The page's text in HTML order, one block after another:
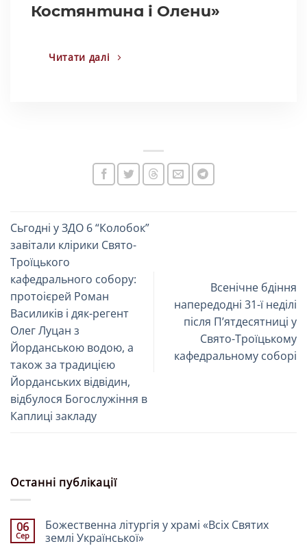
Костянтина і Олени»
Читати далі
Сьгодні у ЗДО 6 “Колобок”
завітали клірики Свято-
Троїцького
кафедрального собору:
протоієрей Роман
Василиків і дяк-регент
Олег Луцан з
Йорданською водою, а
також за традицією
Йорданських відвідин,
відбулося Богослужіння в
Каплиці закладу
Всенічне бдіння
напередодні 31-ї неділі
після Пʼятдесятниці у
Свято-Троїцькому
кафедральному соборі
Останні публікації
06
Сер
Божественна літургія у храмі «Всіх Святих
землі Української»